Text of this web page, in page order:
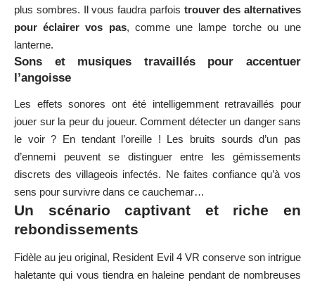
plus sombres. Il vous faudra parfois trouver des alternatives
pour éclairer vos pas, comme une lampe torche ou une
lanterne.
Sons et musiques travaillés pour accentuer
l’angoisse
Les effets sonores ont été intelligemment retravaillés pour
jouer sur la peur du joueur. Comment détecter un danger sans
le voir ? En tendant l’oreille ! Les bruits sourds d’un pas
d’ennemi peuvent se distinguer entre les gémissements
discrets des villageois infectés. Ne faites confiance qu’à vos
sens pour survivre dans ce cauchemar…
Un scénario captivant et riche en
rebondissements
Fidèle au jeu original, Resident Evil 4 VR conserve son intrigue
haletante qui vous tiendra en haleine pendant de nombreuses